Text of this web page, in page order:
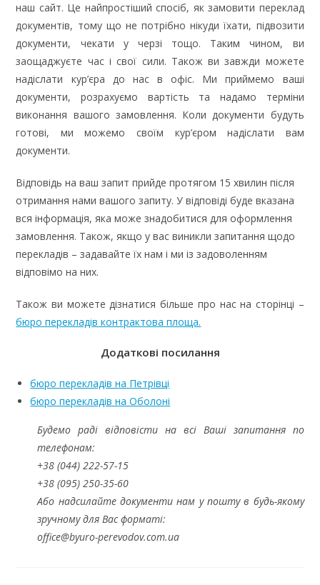
наш сайт. Це найпростіший спосіб, як замовити переклад
документів, тому що не потрібно нікуди їхати, підвозити
документи, чекати у черзі тощо. Таким чином, ви
заощаджуєте час і свої сили. Також ви завжди можете
надіслати кур’єра до нас в офіс. Ми приймемо ваші
документи, розрахуємо вартість та надамо терміни
виконання вашого замовлення. Коли документи будуть
готові, ми можемо своїм кур’єром надіслати вам
документи.
Відповідь на ваш запит прийде протягом 15 хвилин після
отримання нами вашого запиту. У відповіді буде вказана
вся інформація, яка може знадобитися для оформлення
замовлення. Також, якщо у вас виникли запитання щодо
перекладів – задавайте їх нам і ми із задоволенням
відповімо на них.
Також ви можете дізнатися більше про нас на сторінці –
бюро перекладів контрактова площа.
Додаткові посилання
бюро перекладів на Петрівці
бюро перекладів на Оболоні
Будемо раді відповісти на всі Ваші запитання по
телефонам:
+38 (044) 222-57-15
+38 (095) 250-35-60
Або надсилайте документи нам у пошту в будь-якому
зручному для Вас форматі:
office@byuro-perevodov.com.ua